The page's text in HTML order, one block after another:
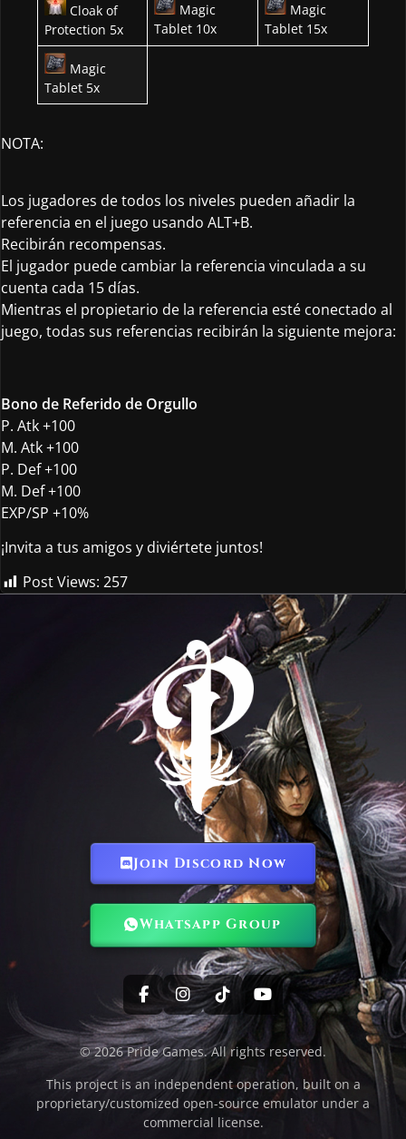
Cloak of
Protection 5x
Magic
Tablet 10x
Magic
Tablet 15x
Magic
Tablet 5x
NOTA:
Los jugadores de todos los niveles pueden añadir la
referencia en el juego usando ALT+B.
Recibirán recompensas.
El jugador puede cambiar la referencia vinculada a su
cuenta cada 15 días.
Mientras el propietario de la referencia esté conectado al
juego, todas sus referencias recibirán la siguiente mejora:
Bono de Referido de Orgullo
P. Atk +100
M. Atk +100
P. Def +100
M. Def +100
EXP/SP +10%
¡Invita a tus amigos y diviértete juntos!
Post Views: 257
Join Discord Now
Whatsapp Group
© 2026 Pride Games. All rights reserved.
This project is an independent operation, built on a
proprietary/customized open-source emulator under a
commercial license.